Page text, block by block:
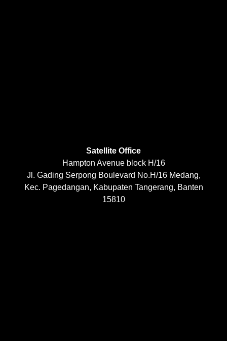
Satellite Office
Hampton Avenue block H/16
Jl. Gading Serpong Boulevard No.H/16 Medang,
Kec. Pagedangan, Kabupaten Tangerang, Banten
15810